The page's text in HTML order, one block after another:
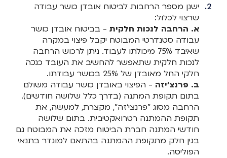
ישנן מספר הרחבות לביטוח אובדן כושר עבודה
שרצוי לכלול:
א. הרחבה לנכות חלקית - בביטוח אובדן כושר
עבודה סטנדרטי המבוטח יקבל פיצוי במקרה
שאיבד 75% מיכולתו לעבוד. ניתן לרכוש הרחבה
לנכות חלקית שתאפשר להחשיב את העובד כנכה
חלקי החל מאובדן של 25% בכושר עבודתו.
ב. פרנצ'יזה - הפיצוי באובדן כושר עבודה משולם
בתום תקופת המתנה (בדרך כלל שלושה חודשים).
הרחבה מסוג "פרנצי'זה", מקצרת, למעשה, את
תקופת ההמתנה רטרואקטיבית. בתום שלושה
חודשי המתנה חברת הביטוח מזכה את המבוטח גם
בגין חלק מתקופת ההמתנה בהתאם למוגדר בתנאי
הפוליסה.